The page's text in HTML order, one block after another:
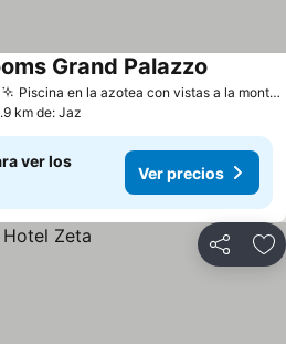
Piscina en la azotea con vistas a la montaña y al mar
Grand Palazzo
km de: Jaz
ver los
Ver precios
Compartir